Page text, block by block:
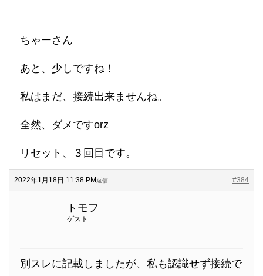
ちゃーさん
あと、少しですね！
私はまだ、接続出来ませんね。
全然、ダメですorz
リセット、３回目です。
2022年1月18日 11:38 PM #384
返信
トモフ
ゲスト
別スレに記載しましたが、私も認識せず接続で